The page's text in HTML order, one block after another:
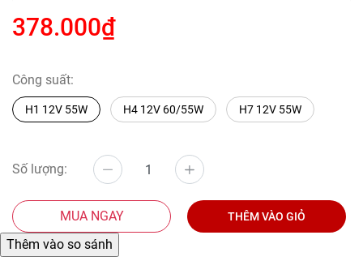
378.000₫
Công suất:
H1 12V 55W H4 12V 60/55W H7 12V 55W
Số lượng:
MUA NGAY THÊM VÀO GIỎ